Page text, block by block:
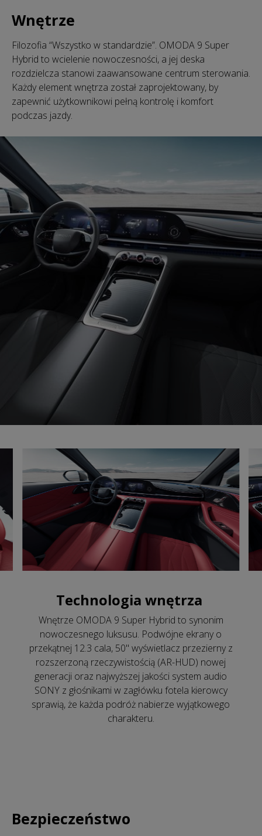
Wnętrze
Filozofia “Wszystko w standardzie”. OMODA 9 Super
Hybrid to wcielenie nowoczesności, a jej deska
rozdzielcza stanowi zaawansowane centrum sterowania.
Każdy element wnętrza został zaprojektowany, by
zapewnić użytkownikowi pełną kontrolę i komfort
podczas jazdy.
Technologia wnętrza
Wnętrze OMODA 9 Super Hybrid to synonim
nowoczesnego luksusu. Podwójne ekrany o
przekątnej 12.3 cala, 50" wyświetlacz przezierny z
rozszerzoną rzeczywistością (AR-HUD) nowej
generacji oraz najwyższej jakości system audio
SONY z głośnikami w zagłówku fotela kierowcy
sprawią, że każda podróż nabierze wyjątkowego
charakteru.
Bezpieczeństwo